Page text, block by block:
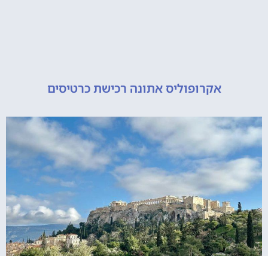
אקרופוליס אתונה רכישת כרטיסים